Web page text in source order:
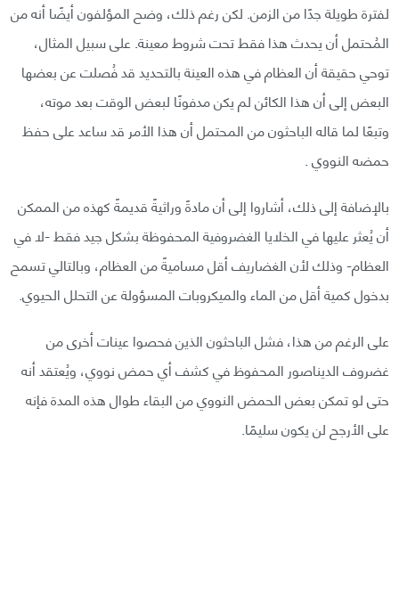
لفترة طويلة جدًا من الزمن. لكن رغم ذلك، وضح المؤلفون أيضًا أنه من
المُحتمل أن يحدث هذا فقط تحت شروط معينة. على سبيل المثال،
توحي حقيقة أن العظام في هذه العينة بالتحديد قد فُصلت عن بعضها
البعض إلى أن هذا الكائن لم يكن مدفونًا لبعض الوقت بعد موته،
وتبعًا لما قاله الباحثون من المحتمل أن هذا الأمر قد ساعد على حفظ
حمضه النووي .
بالإضافة إلى ذلك، أشاروا إلى أن مادةً وراثيةً قديمةً كهذه من الممكن
أن يُعثر عليها في الخلايا الغضروفية المحفوظة بشكل جيد فقط -لا في
العظام- وذلك لأن الغضاريف أقل مساميةً من العظام، وبالتالي تسمح
بدخول كمية أقل من الماء والميكروبات المسؤولة عن التحلل الحيوي.
على الرغم من هذا، فشل الباحثون الذين فحصوا عينات أخرى من
غضروف الديناصور المحفوظ في كشف أي حمض نووي، ويُعتقد أنه
حتى لو تمكن بعض الحمض النووي من البقاء طوال هذه المدة فإنه
على الأرجح لن يكون سليمًا.